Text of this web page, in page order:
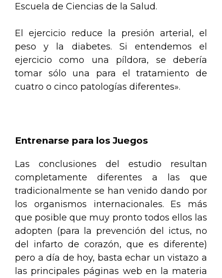
Escuela de Ciencias de la Salud.
El ejercicio reduce la presión arterial, el
peso y la diabetes. Si entendemos el
ejercicio como una píldora, se debería
tomar sólo una para el tratamiento de
cuatro o cinco patologías diferentes».
Entrenarse para los Juegos
Las conclusiones del estudio resultan
completamente diferentes a las que
tradicionalmente se han venido dando por
los organismos internacionales. Es más
que posible que muy pronto todos ellos las
adopten (para la prevención del ictus, no
del infarto de corazón, que es diferente)
pero a día de hoy, basta echar un vistazo a
las principales páginas web en la materia